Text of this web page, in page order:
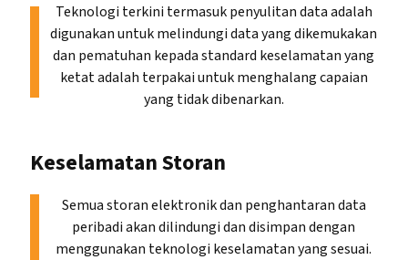
Teknologi terkini termasuk penyulitan data adalah
digunakan untuk melindungi data yang dikemukakan
dan pematuhan kepada standard keselamatan yang
ketat adalah terpakai untuk menghalang capaian
yang tidak dibenarkan.
Keselamatan Storan
Semua storan elektronik dan penghantaran data
peribadi akan dilindungi dan disimpan dengan
menggunakan teknologi keselamatan yang sesuai.